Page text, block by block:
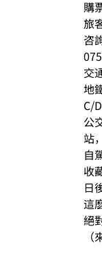
購
旅
咨
交
地
C/
公
站
自
收
日
這
絕